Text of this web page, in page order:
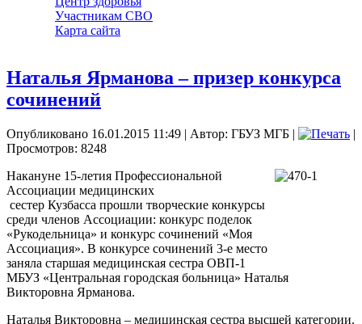
Участникам СВО
Карта сайта
Наталья Ярманова – призер конкурса
сочинений
Опубликовано 16.01.2015 11:49 | Автор: ГБУЗ МГБ |
|
Просмотров: 8248
Накануне 15-летия Профессиональной
Ассоциации медицинских
сестер Кузбасса прошли творческие конкурсы
среди членов Ассоциации: конкурс поделок
«Рукодельница» и конкурс сочинений «Моя
Ассоциация». В конкурсе сочинений 3-е место
заняла старшая медицинская сестра ОВП-1
МБУЗ «Центральная городская больница» Наталья
Викторовна Ярманова.
Наталья Викторовна – медицинская сестра высшей категории.